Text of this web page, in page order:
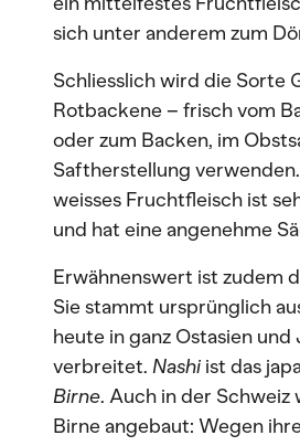
sich unter anderem zum
Schliesslich wird die Sorte
Rotbackene – frisch vom
oder zum Backen, im
Saftherstellung
weisses Fruchtfleisch ist
und hat eine angenehme
Erwähnenswert ist zudem
Sie stammt ursprünglich
heute in ganz Ostasien und
verbreitet. Nashi ist das
Birne. Auch in der Schweiz
Birne angebaut: Wegen